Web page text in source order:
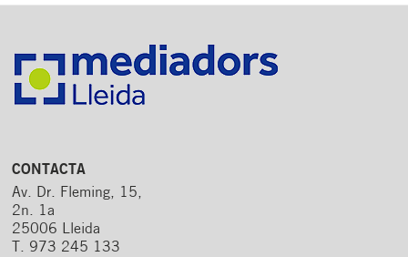
CONTACTA
Av. Dr. Fleming, 15,
2n. 1a
25006 Lleida
T. 973 245 133